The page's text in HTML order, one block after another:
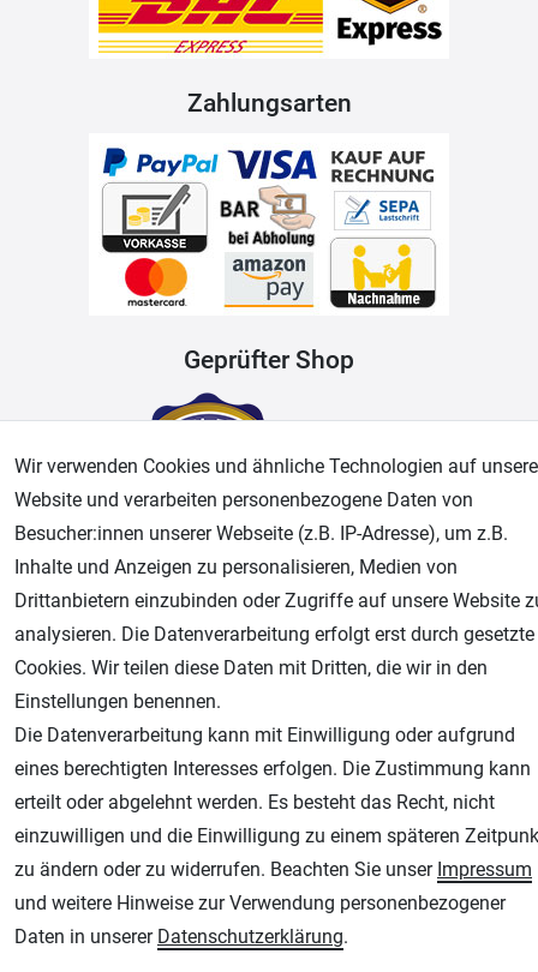
Zahlungsarten
Geprüfter Shop
AGB Widerrufsrecht Datenschutz Impressum
Unsere weiteren Shops:
Airbrush-City
Fachhandel für: Airbrushpistolen, Kompressoren, Airbrushfarben
Modellbau-City
Modellbau Shop
Plotter-City
Schneideplotter, Transferpressen, Siebdruck und Plotterfolien
Im Shop Kaufen
Wir verwenden Cookies und ähnliche Technologien auf
Website und verarbeiten personenbezogene Daten von
Besucher:innen unserer Webseite (z.B. IP-Adresse), um z.B.
Inhalte und Anzeigen zu personalisieren, Medien von
Drittanbietern einzubinden oder Zugriffe auf unsere Website
analysieren. Die Datenverarbeitung erfolgt erst durch gesetzte
Cookies. Wir teilen diese Daten mit Dritten, die wir in den
Einstellungen benennen.
Die Datenverarbeitung kann mit Einwilligung oder aufgrund
eines berechtigten Interesses erfolgen. Die Zustimmung kann
erteilt oder abgelehnt werden. Es besteht das Recht, nicht
einzuwilligen und die Einwilligung zu einem späteren
zu ändern oder zu widerrufen. Beachten Sie unser Impressum
und weitere Hinweise zur Verwendung personenbezogener
Daten in unserer Daten­schutz­erklärung.